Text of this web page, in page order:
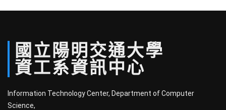
國立 陽明 交通大學
資工系資訊中心
Information Technology Center, Department of Computer
Science,